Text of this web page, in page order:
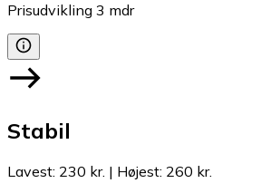
Prisudvikling 3 mdr
Stabil
Lavest: 230 kr. | Højest: 260 kr.